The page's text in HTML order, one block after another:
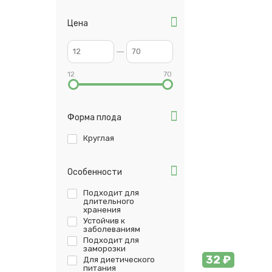
Цена
12 70
Форма плода
Круглая
Особенности
Подходит для
длительного
хранения
Устойчив к
заболеваниям
Подходит для
заморозки
Для диетического
питания
32 ₽